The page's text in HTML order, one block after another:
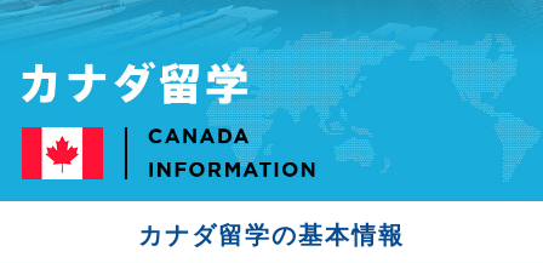
カナダ留学の基本情報